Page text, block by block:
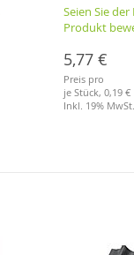
Seien Sie
Produkt
5,77 €
Preis pro
je Stück, 0,19 €
Inkl. 19% MwSt.